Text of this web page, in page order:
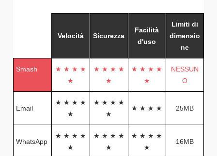
Velocità Sicurezza
Facilità
d'uso
Limiti di
dimensio
ne
Smash
★ ★ ★ ★
★
★ ★ ★ ★
★
★ ★ ★ ★
★
NESSUN
O
Email
★ ★ ★ ★
★
★ ★ ★ ★
★
★ ★ ★ ★ 25MB
WhatsApp
★ ★ ★ ★
★
★ ★ ★ ★
★
★ ★ ★ ★
★
16MB